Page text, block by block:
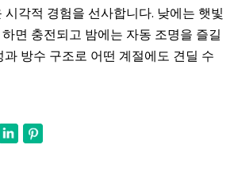
시각적 경험을 선사합니다. 낮에는 햇빛
면 충전되고 밤에는 자동 조명을 즐길
과 방수 구조로 어떤 계절에도 견딜 수